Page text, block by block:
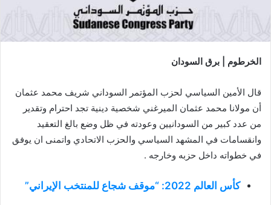
الخرطوم | برق السودان
قال الأمين السياسي لحزب المؤتمر السوداني شريف محمد عثمان
أن مولانا محمد عثمان الميرغني شخصية دينية تجد احترام وتقدير
من عدد كبير من السودانيين وعودته في ظل وضع بالغ التعقيد
وانقسامات في المشهد السياسي والحزب الاتحادي واتمنى ان يوفق
في خطواته داخل حزبه وخارجه .
كأس العالم 2022: “موقف شجاع للمنتخب الإيراني”